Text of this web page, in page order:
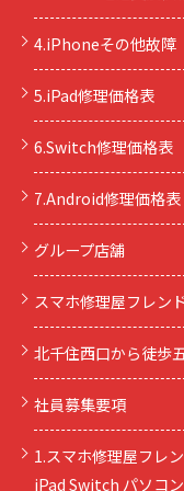
4.iPhoneその他故障
5.iPad修理価格表
6.Switch修理価格表
7.Android修理価格表
グループ店舗
スマホ修理屋フレン
北千住西口から徒歩
社員募集要項
1.スマホ修理屋フレ
iPad Switch パソコ